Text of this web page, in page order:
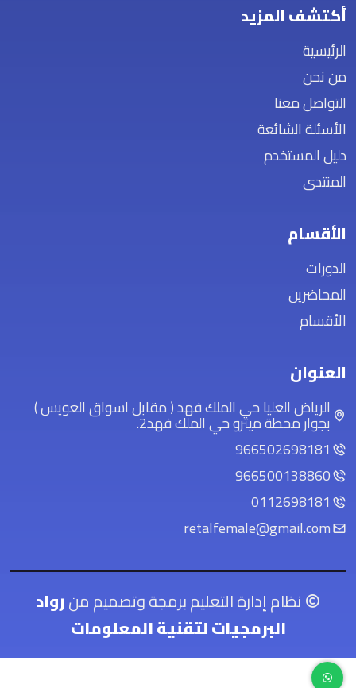
أكتشف المزيد
الرئيسية
من نحن
التواصل معنا
الأسئلة الشائعة
دليل المستخدم
المنتدى
الأقسام
الدورات
المحاضرين
الأقسام
العنوان
الرياض العليا حي الملك فهد ( مقابل اسواق العويس )
بجوار محطة ميترو حي الملك فهد2.
966502698181
966500138860
0112698181
retalfemale@gmail.com
نظام إدارة التعليم برمجة وتصميم منرواد
البرمجيات لتقنية المعلومات